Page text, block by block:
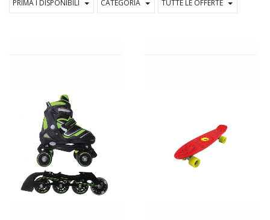
PRIMA I DISPONIBILI CATEGORIA TUTTE LE OFFERTE